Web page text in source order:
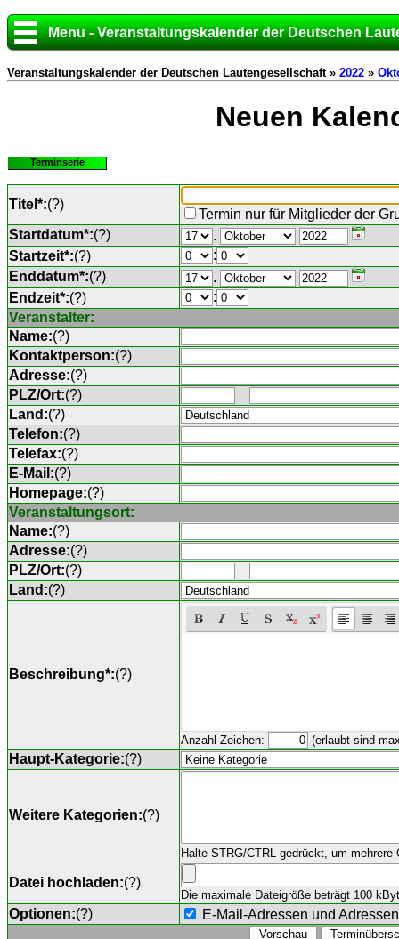
Menu - Veranstaltungskalender der Deutschen
Veranstaltungskalender der Deutschen Lautengesellschaft » 2022 »
Neuen
Terminserie
Titel*:(?)
Termin nur für Mitglieder der
Startdatum*:(?)
.
Startzeit*:(?)
:
Enddatum*:(?)
.
Endzeit*:(?)
:
Veranstalter:
Name:(?)
Kontaktperson:(?)
Adresse:(?)
PLZ/Ort:(?)
Land:(?)
Telefon:(?)
Telefax:(?)
E-Mail:(?)
Homepage:(?)
Veranstaltungsort:
Name:(?)
Adresse:(?)
PLZ/Ort:(?)
Land:(?)
Beschreibung*:(?)
Anzahl Zeichen: (erlaubt sind
Haupt-Kategorie:(?)
Weitere Kategorien:(?)
Halte STRG/CTRL gedrückt, um mehrere
Datei hochladen:(?)
Die maximale Dateigröße beträgt 100
Optionen:(?) E-Mail-Adressen und